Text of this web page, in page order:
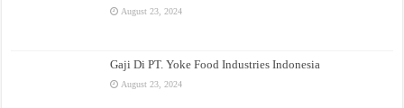
August 23, 2024
Gaji Di PT. Yoke Food Industries Indonesia
August 23, 2024